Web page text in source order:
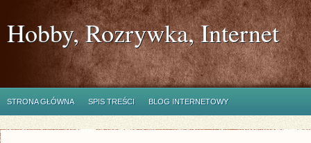
Hobby, Rozrywka, Internet
STRONA GŁÓWNA SPIS TREŚCI BLOG INTERNETOWY